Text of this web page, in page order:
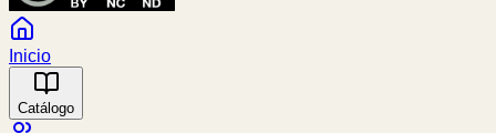
Inicio
Catálogo